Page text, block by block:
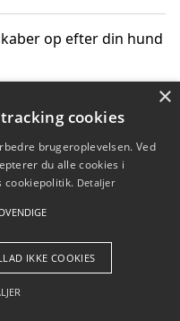
op efter din hund
et stort event
Aps
Betingelser
×
cookies
brugeroplevelsen. Ved
du alle cookies i
cookiepolitik. Detaljer
IKKE COOKIES